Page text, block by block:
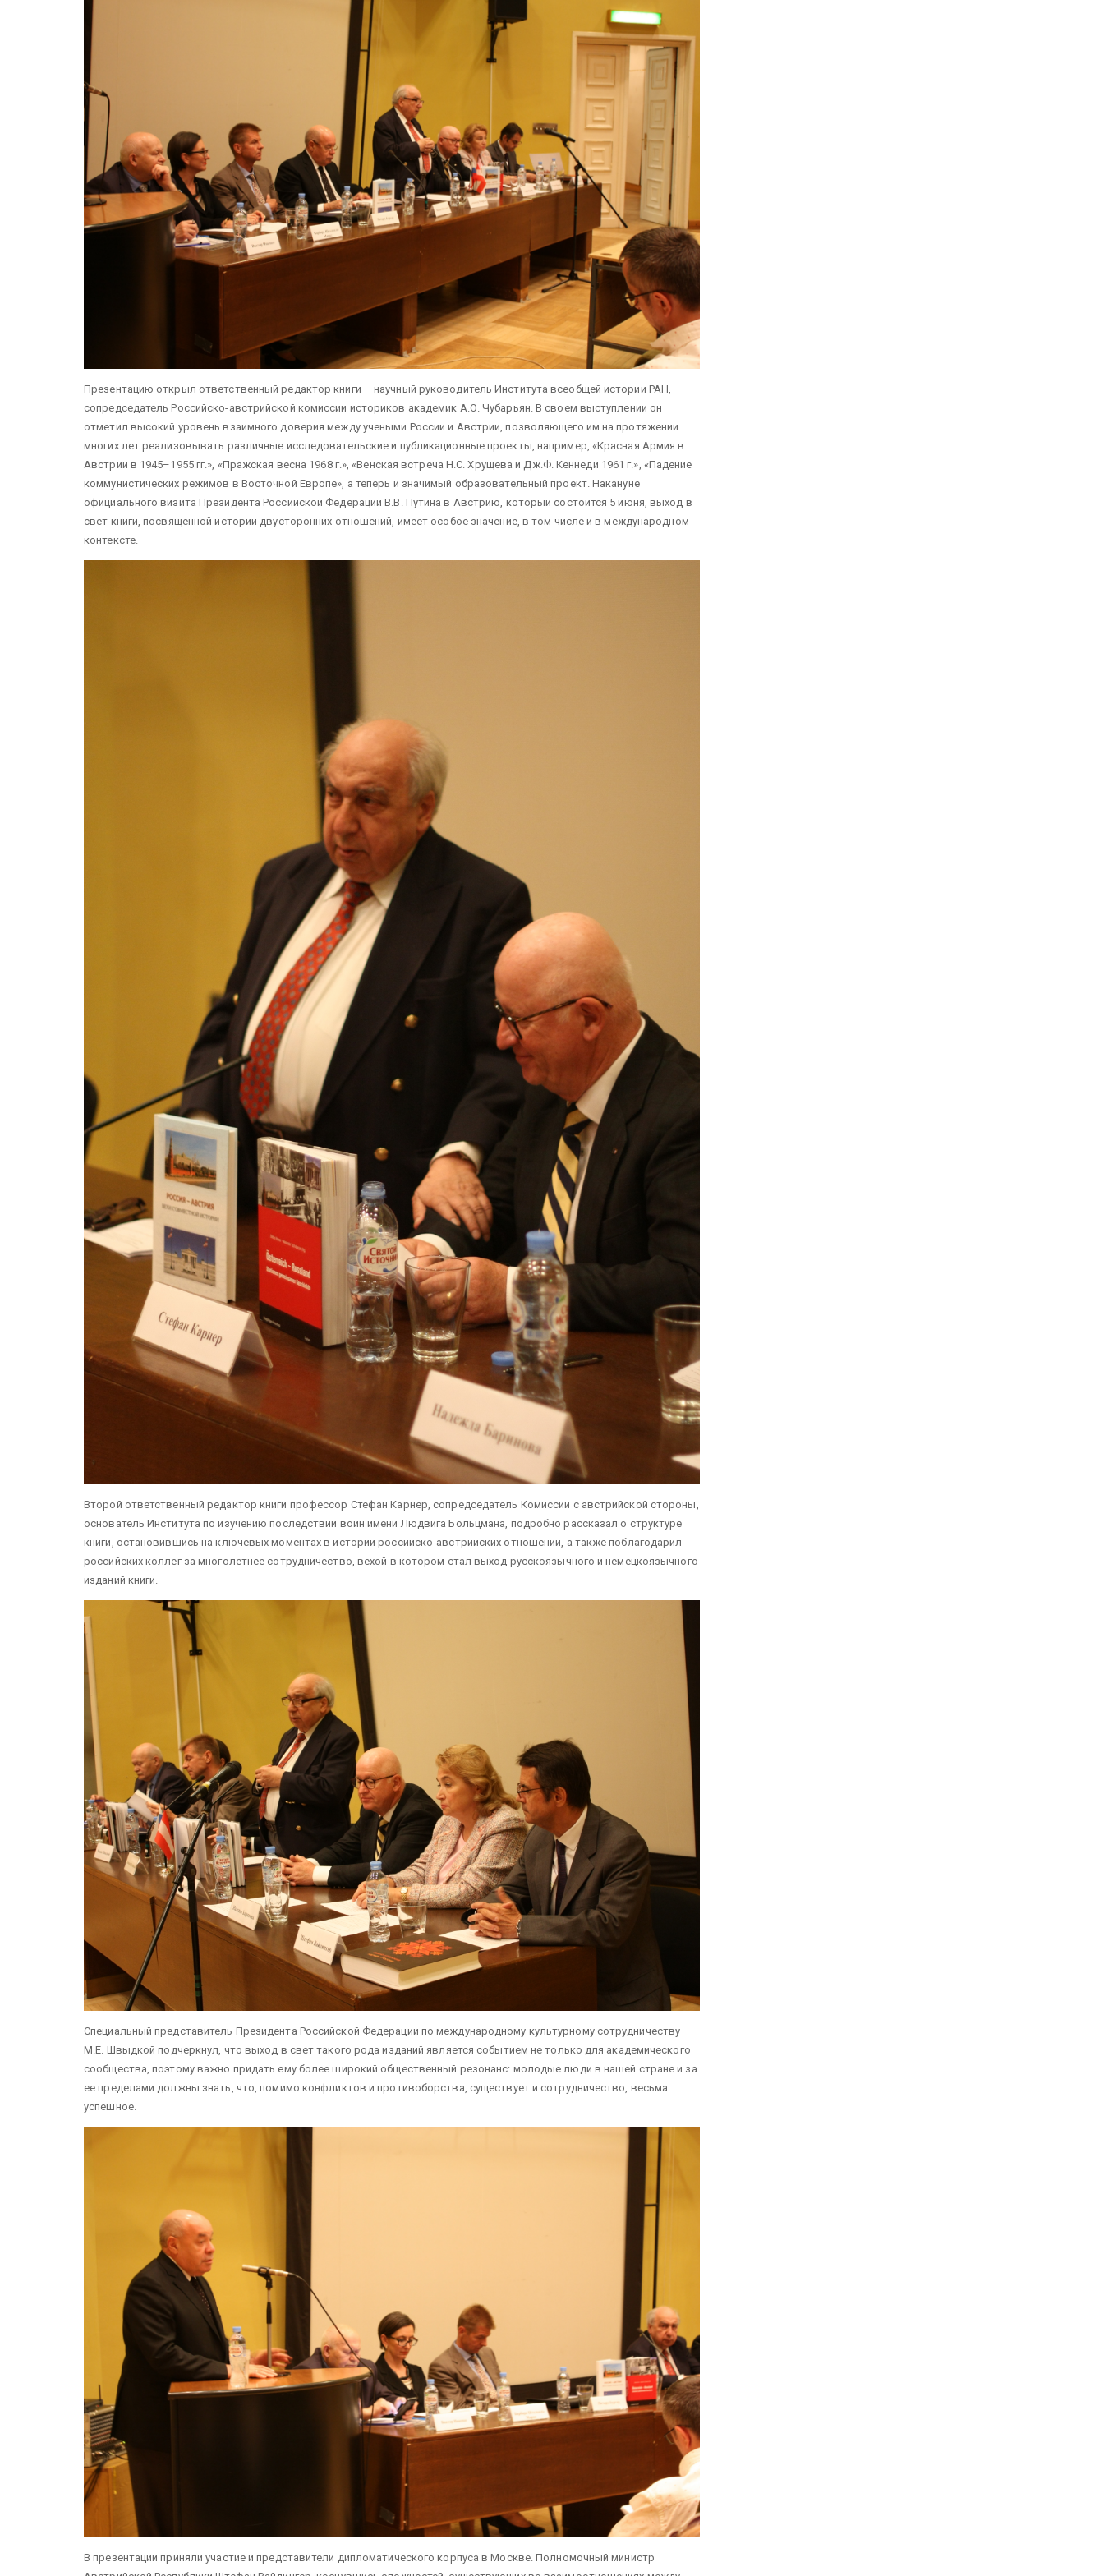
Презентацию открыл ответственный редактор книги – научный руководитель Института всеобщей истории РАН,
сопредседатель Российско-австрийской комиссии историков академик А.О. Чубарьян. В своем выступлении он
отметил высокий уровень взаимного доверия между учеными России и Австрии, позволяющего им на протяжении
многих лет реализовывать различные исследовательские и публикационные проекты, например, «Красная Армия в
Австрии в 1945–1955 гг.», «Пражская весна 1968 г.», «Венская встреча Н.С. Хрущева и Дж.Ф. Кеннеди 1961 г.», «Падение
коммунистических режимов в Восточной Европе», а теперь и значимый образовательный проект. Накануне
официального визита Президента Российской Федерации В.В. Путина в Австрию, который состоится 5 июня, выход в
свет книги, посвященной истории двусторонних отношений, имеет особое значение, в том числе и в международном
контексте.
Второй ответственный редактор книги профессор Стефан Карнер, сопредседатель Комиссии с австрийской стороны,
основатель Института по изучению последствий войн имени Людвига Больцмана, подробно рассказал о структуре
книги, остановившись на ключевых моментах в истории российско-австрийских отношений, а также поблагодарил
российских коллег за многолетнее сотрудничество, вехой в котором стал выход русскоязычного и немецкоязычного
изданий книги.
Специальный представитель Президента Российской Федерации по международному культурному сотрудничеству
М.Е. Швыдкой подчеркнул, что выход в свет такого рода изданий является событием не только для академического
сообщества, поэтому важно придать ему более широкий общественный резонанс: молодые люди в нашей стране и за
ее пределами должны знать, что, помимо конфликтов и противоборства, существует и сотрудничество, весьма
успешное.
В презентации приняли участие и представители дипломатического корпуса в Москве. Полномочный министр